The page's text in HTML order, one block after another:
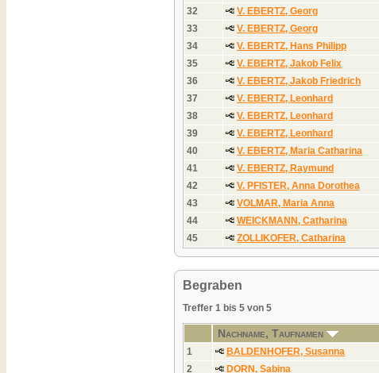
32
V. EBERTZ, Georg
33
V. EBERTZ, Georg
34
V. EBERTZ, Hans Philipp
35
V. EBERTZ, Jakob Felix
36
V. EBERTZ, Jakob Friedrich
37
V. EBERTZ, Leonhard
38
V. EBERTZ, Leonhard
39
V. EBERTZ, Leonhard
40
V. EBERTZ, Maria Catharina
41
V. EBERTZ, Raymund
42
V. PFISTER, Anna Dorothea
43
VOLMAR, Maria Anna
44
WEICKMANN, Catharina
45
ZOLLIKOFER, Catharina
Begraben
Treffer 1 bis 5 von 5
Nachname, Taufnamen
1
BALDENHOFER, Susanna
2
DORN, Sabina